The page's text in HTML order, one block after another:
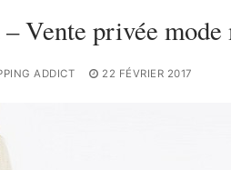
Vente privée
ADDICT 22 FÉVRIER 2017